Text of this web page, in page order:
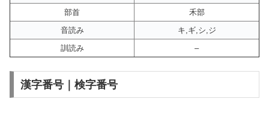
部首
禾部
音読み
キ,ギ,シ,ジ
訓読み
–
漢字番号｜検字番号